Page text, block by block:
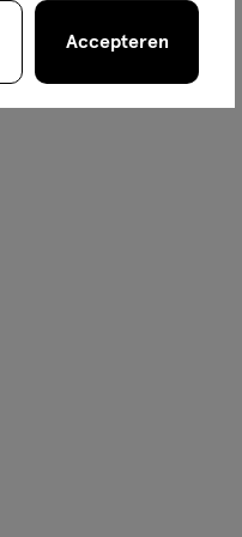
Accepteren